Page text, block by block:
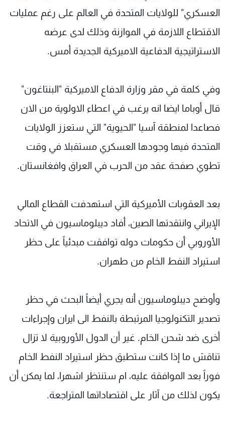
العسكري" للولايات المتحدة في العالم على رغم عمليات
الاقتطاع اللازمة في الموازنة وذلك لدى عرضه
الاستراتيجية الدفاعية الاميركية الجديدة أمس.
وفي كلمة في مقر وزارة الدفاع الاميركية "البنتاغون"
قال أوباما ايضا انه يرغب في اعطاء الاولوية من الان
فصاعدا لمنطقة آسيا "الحيوية" التي ستعزز الولايات
المتحدة فيها وجودها العسكري مستقبلا في وقت
تطوي صفحة عقد من الحرب في العراق وافغانستان.
بعد العقوبات الأميركية التي استهدفت القطاع المالي
الإيراني وانتقدتها الصين، أفاد ديبلوماسيون في الاتحاد
الأوروبي أن حكومات دوله توافقت مبدئياً على حظر
استيراد النفط الخام من طهران.
وأوضح ديبلوماسيون أنه يجري أيضاً البحث في حظر
تصدير التكنولوجيا المرتبطة بالنفط الى ايران وإجراءات
أخرى ضد شحن الخام. غير أن الدول الأوروبية لا تزال
تناقش ما إذا كانت ستطبق حظر استيراد النفط الخام
فوراً بعد الموافقة عليه، ام ستنتظر اشهرا، لما يمكن أن
يكون لذلك من آثار على اقتصاداتها المتراجعة.